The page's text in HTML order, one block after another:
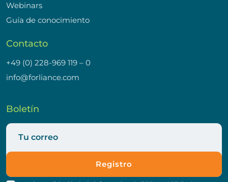
Webinars
Guía de conocimiento
Contacto
+49 (0) 228-969 119 – 0
info@forliance.com
Boletín
Registro